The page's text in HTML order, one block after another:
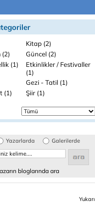
Kitap (2)
(2)
Güncel (2)
(1)
Etkinlikler / Festivaller
(1)
Gezi - Tatil (1)
(1)
Şiir (1)
Yazarlarda Galerilerde
bloglarında ara
Yukarı